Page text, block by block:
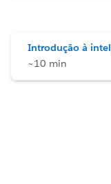
Introdução à
~10 min